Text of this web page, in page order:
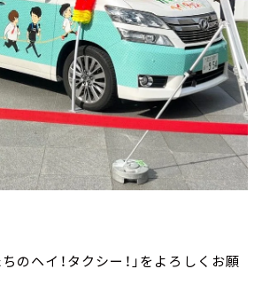
のヘイ！タクシー！」をよろしくお願